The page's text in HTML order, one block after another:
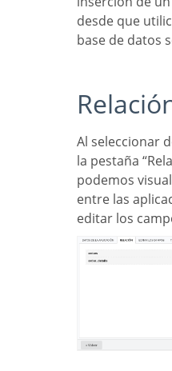
desde que
base de datos
Al seleccionar dos o más tablas, aparecerá
la pestaña
podemos
entre las
editar los